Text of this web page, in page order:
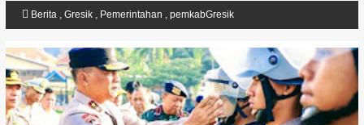
Berita, Gresik, Pemerintahan , pemkabGresik